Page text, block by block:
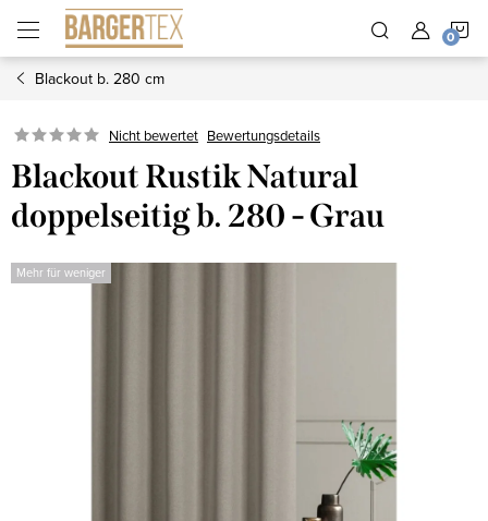
Inhalt
springen
Blackout b. 280 cm
Nicht bewertet Bewertungsdetails
Blackout Rustik Natural
doppelseitig b. 280 - Grau
Mehr für weniger